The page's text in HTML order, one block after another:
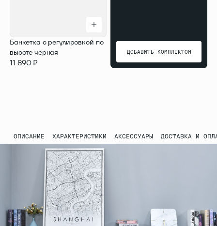
Банкетка с регулировкой по
высоте черная
11 890 ₽
ДОБАВИТЬ КОМПЛЕКТОМ
ДОБАВИТЬ КОМПЛЕКТОМ
ОПИСАНИЕ ХАРАКТЕРИСТИКИ АКСЕССУАРЫ ДОСТАВКА И